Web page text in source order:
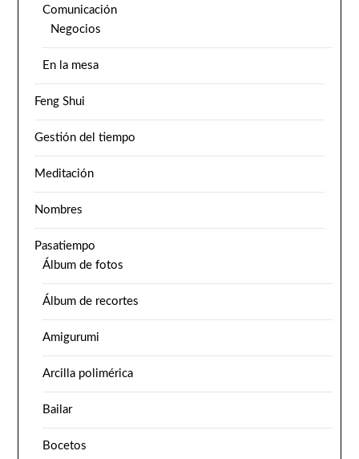
Comunicación
Negocios
En la mesa
Feng Shui
Gestión del tiempo
Meditación
Nombres
Pasatiempo
Álbum de fotos
Álbum de recortes
Amigurumi
Arcilla polimérica
Bailar
Bocetos